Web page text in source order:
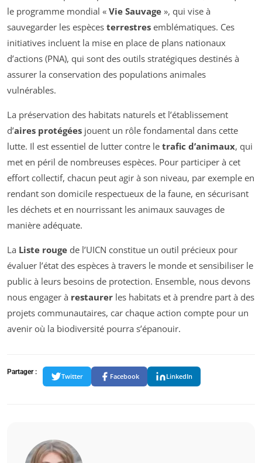
le programme mondial « Vie Sauvage », qui vise à
sauvegarder les espèces terrestres emblématiques. Ces
initiatives incluent la mise en place de plans nationaux
d’actions (PNA), qui sont des outils stratégiques destinés à
assurer la conservation des populations animales
vulnérables.
La préservation des habitats naturels et l’établissement
d’aires protégées jouent un rôle fondamental dans cette
lutte. Il est essentiel de lutter contre le trafic d’animaux, qui
met en péril de nombreuses espèces. Pour participer à cet
effort collectif, chacun peut agir à son niveau, par exemple en
rendant son domicile respectueux de la faune, en sécurisant
les déchets et en nourrissant les animaux sauvages de
manière adéquate.
La Liste rouge de l’UICN constitue un outil précieux pour
évaluer l’état des espèces à travers le monde et sensibiliser le
public à leurs besoins de protection. Ensemble, nous devons
nous engager à restaurer les habitats et à prendre part à des
projets communautaires, car chaque action compte pour un
avenir où la biodiversité pourra s’épanouir.
Partager :
Twitter Facebook LinkedIn